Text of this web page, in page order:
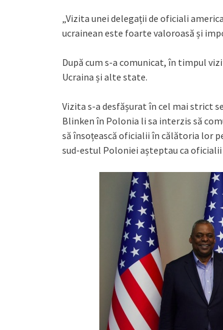
„Vizita unei delegații de oficiali
ucrainean este foarte valoroasă și
După cum s-a comunicat, în timpul
Ucraina și alte state.
Vizita s-a desfășurat în cel mai strict
Blinken în Polonia li sa interzis să
să însoțească oficialii în călătoria lor
sud-estul Poloniei așteptau ca